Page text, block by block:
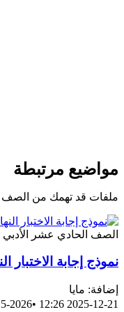
مواضيع مرتبطة
ملفات قد تهمك من الصف
الصف الحادي عشر الأدبي
نموذج إجابة الاختبار
إضافة: مايا
2025-12-21 12:26
•
2026